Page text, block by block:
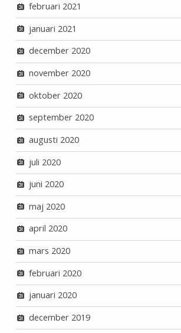
februari 2021
januari 2021
december 2020
november 2020
oktober 2020
september 2020
augusti 2020
juli 2020
juni 2020
maj 2020
april 2020
mars 2020
februari 2020
januari 2020
december 2019